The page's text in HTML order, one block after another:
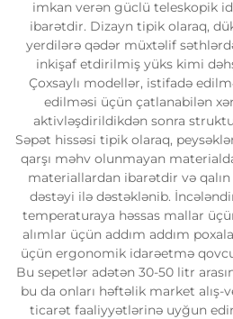
imkan verən güclü teleskopik
ibarətdir. Dizayn tipik olaraq,
yerdilərə qədər müxtəlif
inkişaf etdirilmiş yüks kimi
Çoxsaylı modellər, istifadə
edilməsi üçün çatlanabilən
aktivləşdirildikdən sonra
Səpət hissəsi tipik olaraq,
qarşı məhv olunmayan
materiallardan ibarətdir və
dəstəyi ilə dəstəklənib.
temperaturaya həssas mallar
alımlar üçün addım addım
üçün ergonomik idarəetmə
Bu sepetlər adətən 30-50 litr
bu da onları həftəlik market
ticarət faaliyyətlərinə uyğun